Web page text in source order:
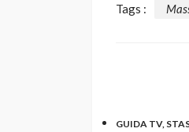
Tags :
GUIDA TV,